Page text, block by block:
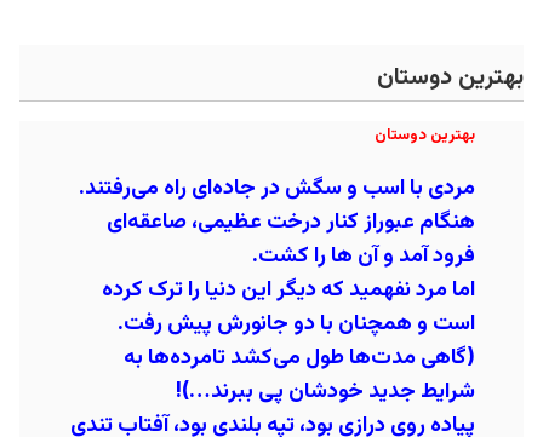
بهترین دوستان
بهترین دوستان
مردی با اسب و سگش در جاده‌ای راه می‌رفتند.
هنگام عبوراز کنار درخت عظیمی، صاعقه‌ای
فرود آمد و آن ها را کشت.
اما مرد نفهمید که دیگر این دنیا را ترک کرده
است و همچنان با دو جانورش پیش رفت.
(گاهی مدت‌ها طول می‌کشد تامرده‌ها به
شرایط جدید خودشان پی ببرند…)!
پیاده ‌روی درازی بود، تپه بلندی بود، آفتاب تندی